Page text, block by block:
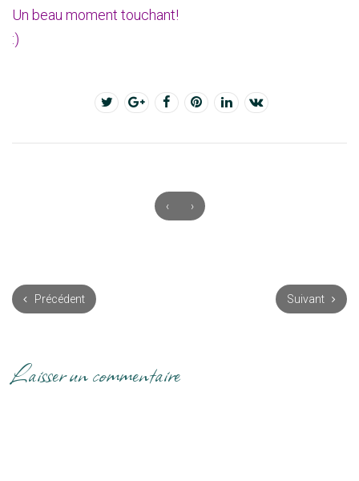
Un beau moment touchant!
:)
‹ ›
Précédent Suivant
Laisser un commentaire